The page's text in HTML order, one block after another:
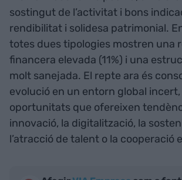
sostingut de l’activitat i bons
rendibilitat i solidesa patrimonial.
totes dues tipologies mostren una
financera elevada (11%) i una
molt sanejada. El repte ara és
evolució en un entorn global
oportunitats que ofereixen
innovació, la digitalització, la
l’atracció de talent o la cooperació